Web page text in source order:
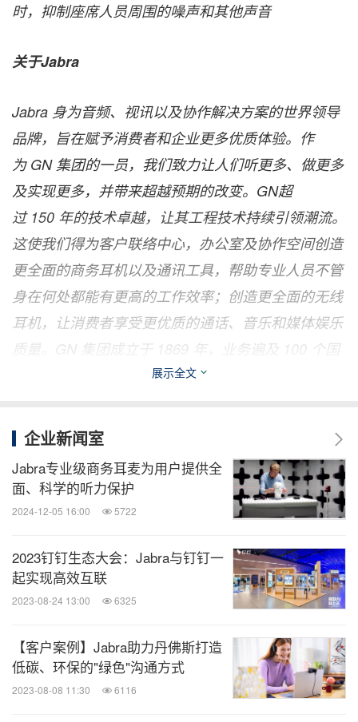
时，抑制座席人员周围的噪声和其他声音
关于Jabra
Jabra 身为音频、视讯以及协作解决方案的世界领导
品牌，旨在赋予消费者和企业更多优质体验。作
为GN 集团的一员，我们致力让人们听更多、做更多
及实现更多，并带来超越预期的改变。 GN超
过150 年的技术卓越，让其工程技术持续引领潮流。
这使我们得为客户联络中心，办公室及协作空间创造
更全面的商务耳机以及通讯工具，帮助专业人员不管
身在何处都能有更高的工作效率；创造更全面的无线
耳机，让消费者享受更优质的通话、音乐和媒体娱乐
质量。
GN 集团成立于 1869 年，业务遍及 100
个国
家，持续提供提供创新、可靠性及便利性。
收入为 158亿丹麦克朗，其中
亿丹
集团于丹麦哥本哈根的纳斯达克上市，
旨在提供大众更美好的生活。www.jabra.com
Audio A/S的注册商标。 此处包含的所有其他商标均
为其各自所有者的财产（设计和规格如有更改，恕不
另行通知）。
消息来源：Jabra
展示全文
企业新闻室
Jabra专业级商务耳麦为用户提供全
面、科学的听力保护
2024-12-05 16:00 5722
2023钉钉生态大会：Jabra与钉钉一
起实现高效互联
2023-08-24 13:00 6325
【客户案例】Jabra助力丹佛斯打造
低碳、环保的"绿色"沟通方式
2023-08-08 11:30 6116